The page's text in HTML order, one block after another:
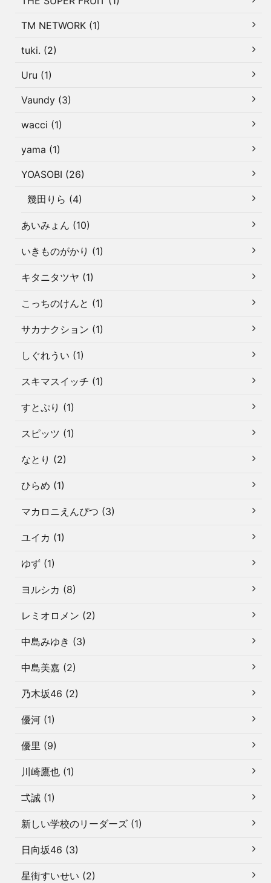
TM NETWORK (1)
tuki. (2)
Uru (1)
Vaundy (3)
wacci (1)
yama (1)
YOASOBI (26)
幾田りら (4)
あいみょん (10)
いきものがかり (1)
キタニタツヤ (1)
こっちのけんと (1)
サカナクション (1)
しぐれうい (1)
スキマスイッチ (1)
すとぷり (1)
スピッツ (1)
なとり (2)
ひらめ (1)
マカロニえんぴつ (3)
ユイカ (1)
ゆず (1)
ヨルシカ (8)
レミオロメン (2)
中島みゆき (3)
中島美嘉 (2)
乃木坂46 (2)
優河 (1)
優里 (9)
川崎鷹也 (1)
弌誠 (1)
新しい学校のリーダーズ (1)
日向坂46 (3)
星街すいせい (2)